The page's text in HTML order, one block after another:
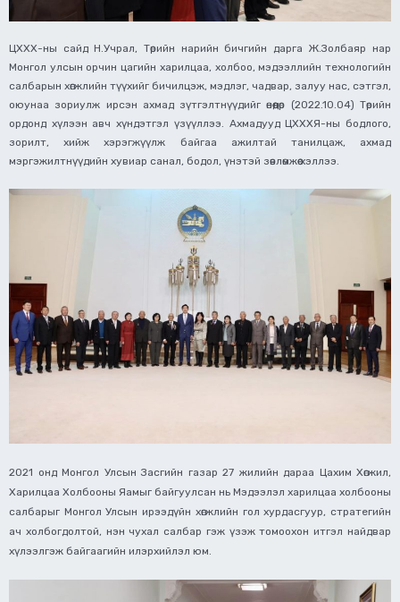
ЦХХХ-ны сайд Н.Учрал, Төрийн нарийн бичгийн дарга Ж.Золбаяр нар
Монгол улсын орчин цагийн харилцаа, холбоо, мэдээллийн технологийн
салбарын хөгжлийн түүхийг бичилцэж, мэдлэг, чадвар, залуу нас, сэтгэл,
оюунаа зориулж ирсэн ахмад зүтгэлтнүүдийг өнөөдөр (2022.10.04) Төрийн
ордонд хүлээн авч хүндэтгэл үзүүллээ. Ахмадууд ЦХХХЯ-ны бодлого,
зорилт, хийж хэрэгжүүлж байгаа ажилтай танилцаж, ахмад
мэргэжилтнүүдийн хувиар санал, бодол, үнэтэй зөвлөмжөө хэллээ.
2021 онд Монгол Улсын Засгийн газар 27 жилийн дараа Цахим Хөгжил,
Харилцаа Холбооны Яамыг байгуулсан нь Мэдээлэл харилцаа холбооны
салбарыг Монгол Улсын ирээдүйн хөгжлийн гол хурдасгуур, стратегийн
ач холбогдолтой, нэн чухал салбар гэж үзэж томоохон итгэл найдвар
хүлээлгэж байгаагийн илэрхийлэл юм.